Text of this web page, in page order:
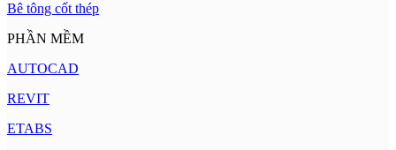
Bê tông cốt thép
PHẦN MỀM
AUTOCAD
REVIT
ETABS